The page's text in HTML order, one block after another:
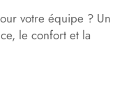
votre équipe ? Un
le confort et la
des équipes scolaires